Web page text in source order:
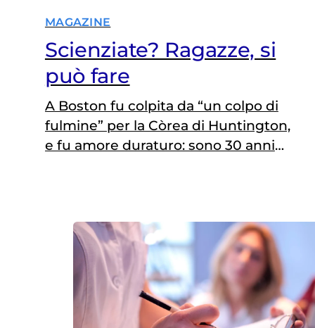
MAGAZINE
Scienziate? Ragazze, si
può fare
A Boston fu colpita da “un colpo di
fulmine” per la Còrea di Huntington,
e fu amore duraturo: sono 30 anni
ancor meno si sapeva allora –
pochissimo. A ognuno i suoi “colpi di
fulmine”,…